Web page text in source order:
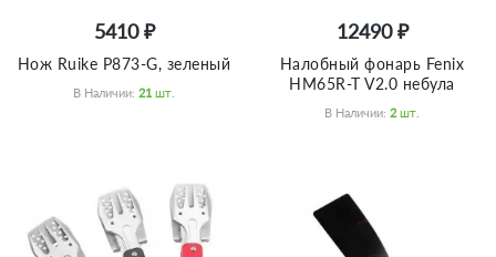
5410 ₽
Нож Ruike P873-G, зеленый
В Наличии: 21 Шт.
12490 ₽
Налобный фонарь Fenix
HM65R-T V2.0 небула
В Наличии: 2 Шт.